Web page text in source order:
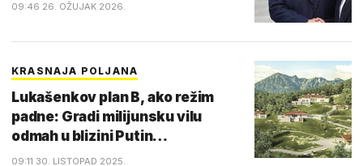
09:46 26. OŽUJAK 2026.
KRASNAJA POLJANA
Lukašenkov plan B, ako režim
padne: Gradi milijunsku vilu
odmah u blizini Putin…
09:11 30. LISTOPAD 2025.